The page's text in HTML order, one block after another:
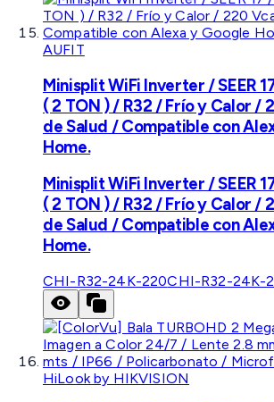
AUFIT
Minisplit WiFi Inverter / SEER
( 2 TON ) / R32 / Frío y Calor /
de Salud / Compatible con
Home.
Minisplit WiFi Inverter / SEER
( 2 TON ) / R32 / Frío y Calor /
de Salud / Compatible con
Home.
CHI-R32-24K-220CHI-R32-24K-
HiLook by HIKVISION